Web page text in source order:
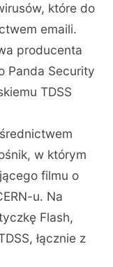
które do
emaili.
producenta
Panda Security
TDSS
w którym
filmu o
u. Na
Flash,
łącznie z